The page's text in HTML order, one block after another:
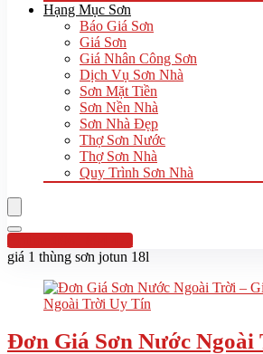
Hạng Mục Sơn
Báo Giá Sơn
Giá Sơn
Giá Nhân Công Sơn
Dịch Vụ Sơn Nhà
Sơn Mặt Tiền
Sơn Nền Nhà
Sơn Nhà Đẹp
Thợ Sơn Nước
Thợ Sơn Nhà
Quy Trình Sơn Nhà
Hotline:0961 894 472
giá 1 thùng sơn jotun 18l
Đơn Giá Sơn Nước Ngoài